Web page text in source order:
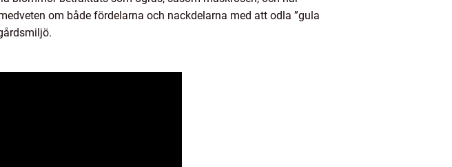
om både fördelarna och nackdelarna med att odla ”gula